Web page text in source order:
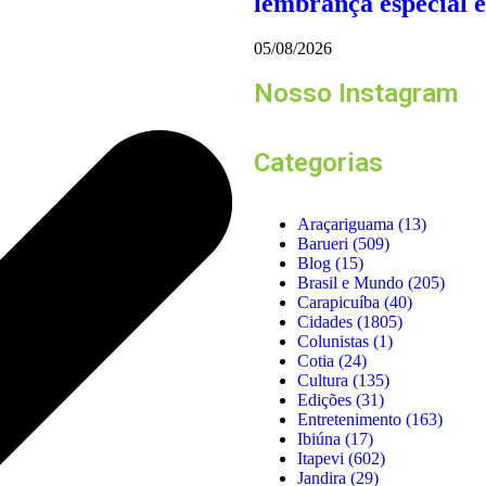
05/08/2026
Nosso Instagram
Categorias
Araçariguama (13)
Barueri (509)
Blog (15)
Brasil e Mundo (205)
Carapicuíba (40)
Cidades (1805)
Colunistas (1)
Cotia (24)
Cultura (135)
Edições (31)
Entretenimento (163)
Ibiúna (17)
Itapevi (602)
Jandira (29)